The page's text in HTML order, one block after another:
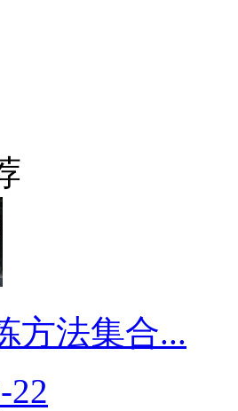
方法集合...
22